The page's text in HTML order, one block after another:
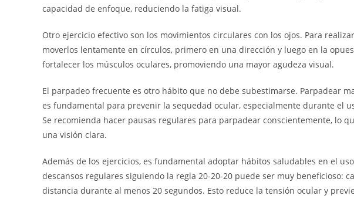
capacidad de enfoque, reduciendo la fatiga visual.
Otro ejercicio efectivo son los movimientos circulares con los ojos. Para
moverlos lentamente en círculos, primero en una dirección y luego en la
fortalecer los músculos oculares, promoviendo una mayor agudeza visual.
El parpadeo frecuente es otro hábito que no debe subestimarse. Parpadear
es fundamental para prevenir la sequedad ocular, especialmente durante el
Se recomienda hacer pausas regulares para parpadear conscientemente, lo
una visión clara.
Además de los ejercicios, es fundamental adoptar hábitos saludables en el
descansos regulares siguiendo la regla 20-20-20 puede ser muy beneficioso:
distancia durante al menos 20 segundos. Esto reduce la tensión ocular y